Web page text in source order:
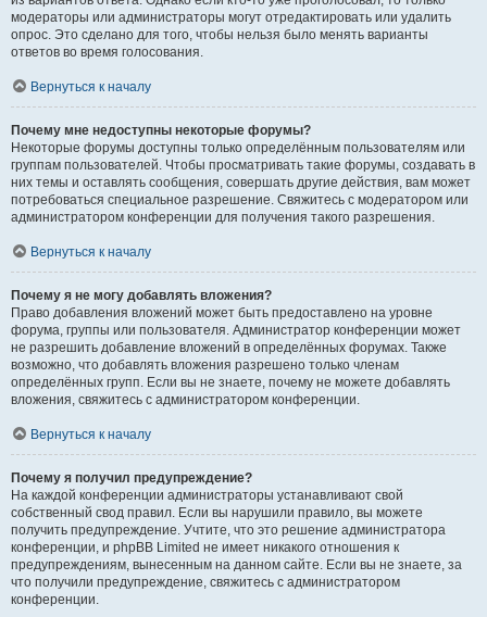
модераторы или администраторы могут отредактировать или удалить
опрос. Это сделано для того, чтобы нельзя было менять варианты
ответов во время голосования.
Вернуться к началу
Почему мне недоступны некоторые форумы?
Некоторые форумы доступны только определённым пользователям или
группам пользователей. Чтобы просматривать такие форумы, создавать в
них темы и оставлять сообщения, совершать другие действия, вам может
потребоваться специальное разрешение. Свяжитесь с модератором или
администратором конференции для получения такого разрешения.
Вернуться к началу
Почему я не могу добавлять вложения?
Право добавления вложений может быть предоставлено на уровне
форума, группы или пользователя. Администратор конференции может
не разрешить добавление вложений в определённых форумах. Также
возможно, что добавлять вложения разрешено только членам
определённых групп. Если вы не знаете, почему не можете добавлять
вложения, свяжитесь с администратором конференции.
Вернуться к началу
Почему я получил предупреждение?
На каждой конференции администраторы устанавливают свой
собственный свод правил. Если вы нарушили правило, вы можете
получить предупреждение. Учтите, что это решение администратора
конференции, и phpBB Limited не имеет никакого отношения к
предупреждениям, вынесенным на данном сайте. Если вы не знаете, за
что получили предупреждение, свяжитесь с администратором
конференции.